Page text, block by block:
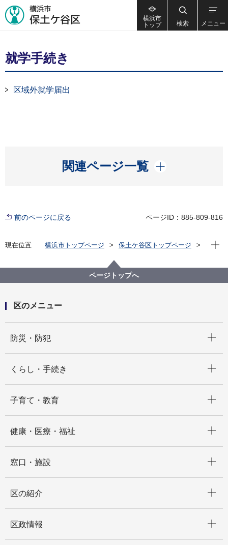
横浜市
トップ
検索 メニュー
就学手続き
区域外就学届出
関連ページ一覧
開く
前のページに戻る ページID：885-809-816
現在位置 横浜市トップページ
保土ケ谷区トップページ
戸籍・住民票・印鑑登録・マイナンバーカード
現在
ページトップへ
区のメニュー
防災・防犯
くらし・手続き
子育て・教育
健康・医療・福祉
窓口・施設
区の紹介
区政情報